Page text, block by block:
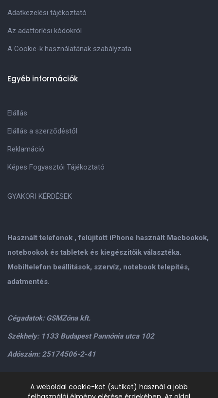
Használt telefonok , felújitott iPhone használt Macbookok,
notebookok és tabletek és kiegészitőik választéka.
Mobiltelefon beállitások, szervíz, notebook telepités,
adatmentés.
Cégadatok: GSMZóna kft.
Székhely: 1133 Budapest Pannónia utca 102
Adószám: 25174506-2-41
Személyes átvétel: GSMZóna kft. 1134.Bp. Váci út 9-15
Adatkezelési tájékoztató
Az adattörlési kódokról
A Cookie-k használatának szabályzata
Egyéb információk
Elállás
Elállás a szerződéstől
Reklamáció
Képes Fogyasztói Tájékoztató
GYAKORI KÉRDÉSEK
A weboldal cookie-kat (sütiket) használ a jobb